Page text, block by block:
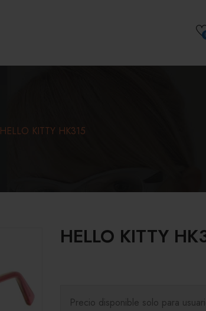
HELLO KITTY HK315
HELLO KITTY
Precio disponible solo para